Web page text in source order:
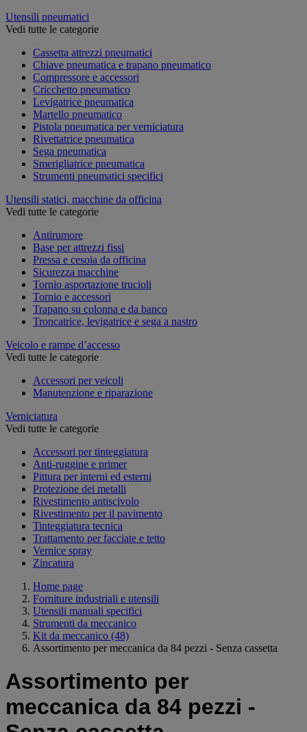
Utensili pneumatici
Vedi tutte le categorie
Cassetta attrezzi pneumatici
Chiave pneumatica e trapano pneumatico
Compressore e accessori
Cricchetto pneumatico
Levigatrice pneumatica
Martello pneumatico
Pistola pneumatica per verniciatura
Rivettatrice pneumatica
Sega pneumatica
Smerigliatrice pneumatica
Strumenti pneumatici specifici
Utensili statici, macchine da officina
Vedi tutte le categorie
Antirumore
Base per attrezzi fissi
Pressa e cesoia da officina
Sicurezza macchine
Tornio asportazione trucioli
Tornio e accessori
Trapano su colonna e da banco
Troncatrice, levigatrice e sega a nastro
Veicolo e rampe d’accesso
Vedi tutte le categorie
Accessori per veicoli
Manutenzione e riparazione
Verniciatura
Vedi tutte le categorie
Accessori per tinteggiatura
Anti-ruggine e primer
Pittura per interni ed esterni
Protezione dei metalli
Rivestimento antiscivolo
Rivestimento per il pavimento
Tinteggiatura tecnica
Trattamento per facciate e tetto
Vernice spray
Zincatura
Home page
Forniture industriali e utensili
Utensili manuali specifici
Strumenti da meccanico
Kit da meccanico (48)
Assortimento per meccanica da 84 pezzi - Senza cassetta
Assortimento per
meccanica da 84 pezzi -